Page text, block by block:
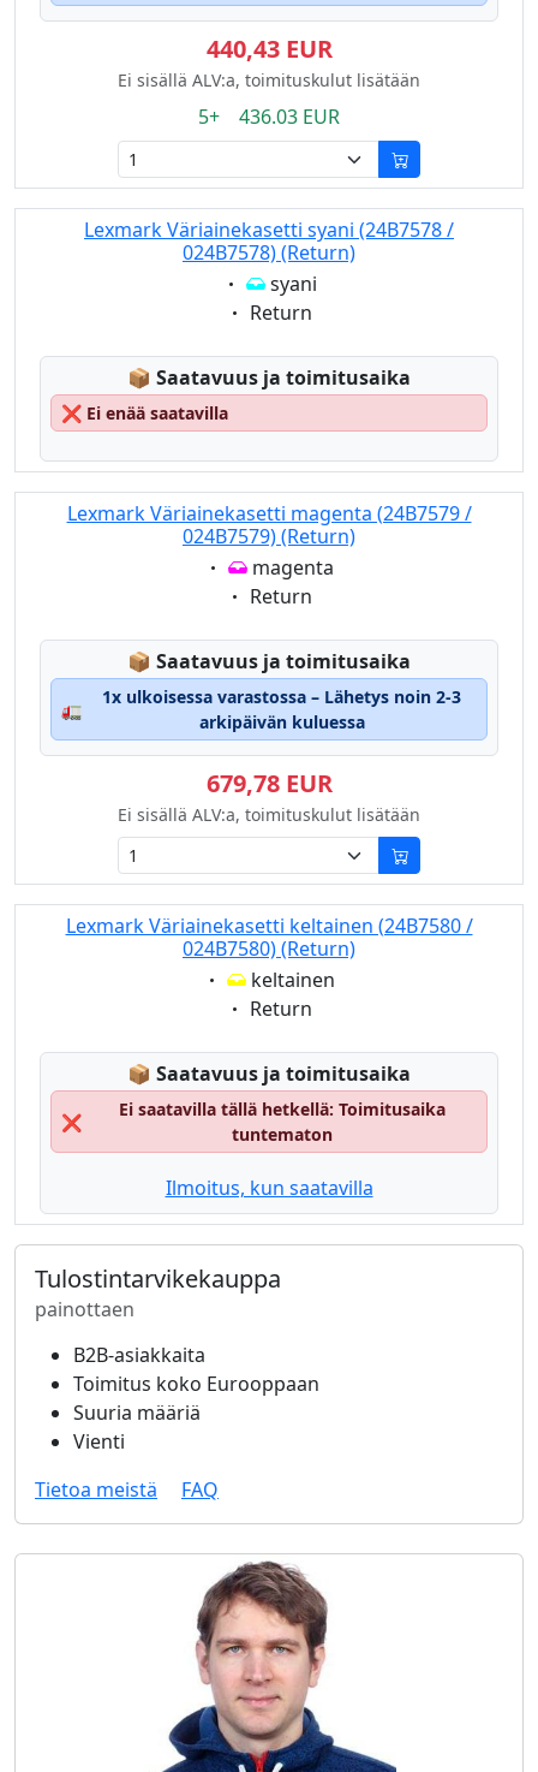
440,43 EUR
Ei sisällä ALV:a, toimituskulut lisätään
5+ 436.03 EUR
Lexmark Väriainekasetti syani (24B7578 /
024B7578) (Return)
Eigenschaft:
syani
Eigenschaft:
Return
📦 Lagerstatus:
Saatavuus ja toimitusaika
❌ Ei enää saatavilla
Lexmark Väriainekasetti magenta (24B7579 /
024B7579) (Return)
Eigenschaft:
magenta
Eigenschaft:
Return
📦 Lagerstatus:
Saatavuus ja toimitusaika
🚛
1x ulkoisessa varastossa – Lähetys noin 2-3
arkipäivän kuluessa
679,78 EUR
Ei sisällä ALV:a, toimituskulut lisätään
Lexmark Väriainekasetti keltainen (24B7580 /
024B7580) (Return)
Eigenschaft:
keltainen
Eigenschaft:
Return
📦 Lagerstatus:
Saatavuus ja toimitusaika
❌
Ei saatavilla tällä hetkellä: Toimitusaika
tuntematon
Ilmoitus, kun saatavilla
Tulostintarvikekauppa
painottaen
B2B-asiakkaita
Toimitus koko Eurooppaan
Suuria määriä
Vienti
Tietoa meistä
FAQ